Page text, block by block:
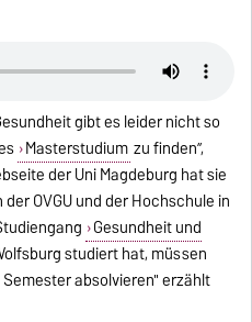
gibt es leider nicht so
Masterstudium zu finden”,
der Uni Magdeburg hat sie
OVGU und der Hochschule in
Gesundheit und
studiert hat, müssen
absolvieren" erzählt